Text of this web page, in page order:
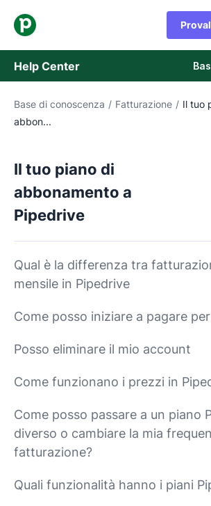
Help Center
Base di conoscenza
Contatta l'assistenza
Base di conoscenza / Fatturazione / Il tuo
abbon...
Il tuo piano di
abbonamento a
Pipedrive
Qual è la differenza tra
mensile in Pipedrive
Come posso iniziare a pagare
Posso eliminare il mio account
Come funzionano i prezzi in
Come posso passare a un piano
diverso o cambiare la mia
fatturazione?
Quali funzionalità hanno i piani